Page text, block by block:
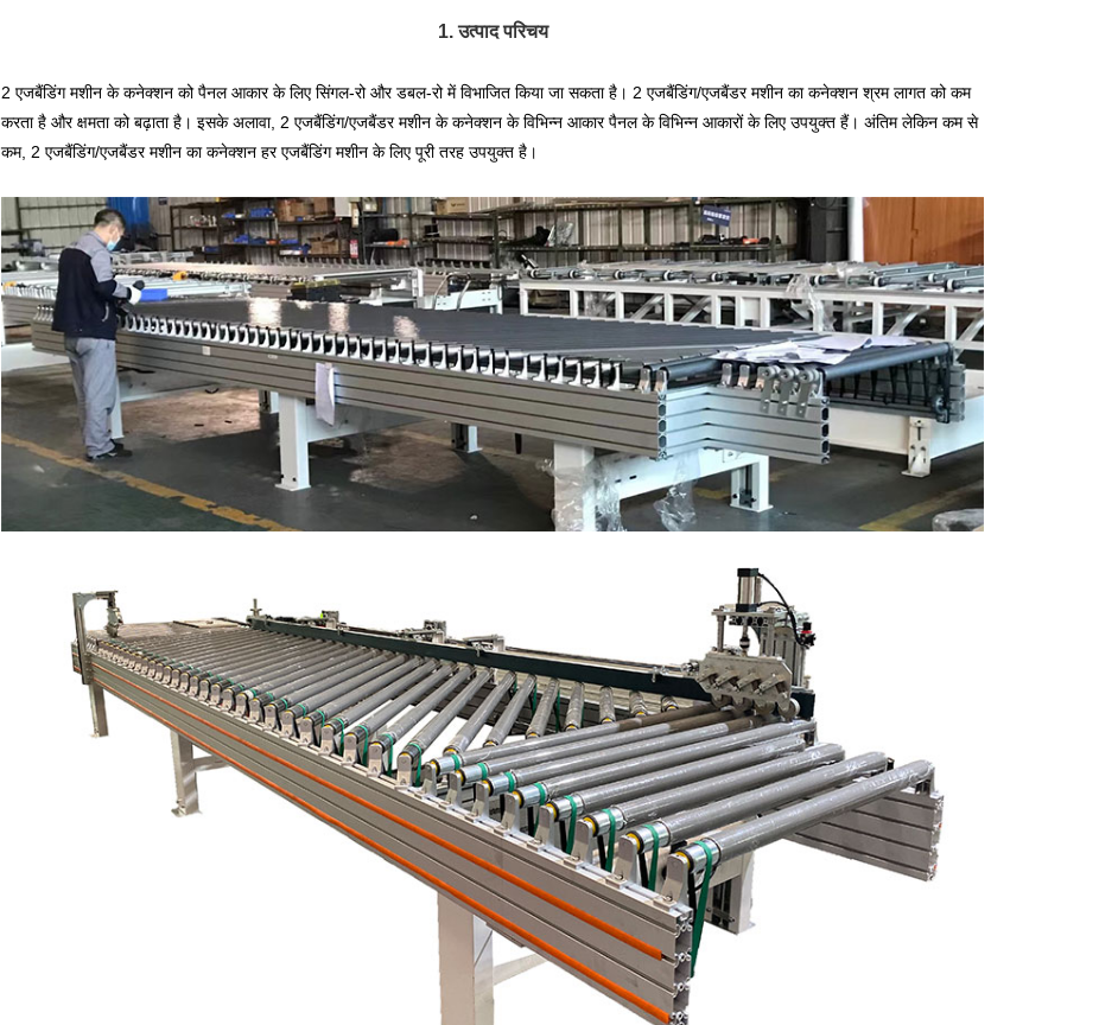
1. उत्पाद परिचय
2 एजबैंडिंग मशीन के कनेक्शन को पैनल आकार के लिए सिंगल-रो और डबल-रो में विभाजित किया जा सकता है। 2 एजबैंडिंग/एजबैंडर मशीन का कनेक्शन श्रम लागत को कम
करता है और क्षमता को बढ़ाता है। इसके अलावा, 2 एजबैंडिंग/एजबैंडर मशीन के कनेक्शन के विभिन्न आकार पैनल के विभिन्न आकारों के लिए उपयुक्त हैं। अंतिम लेकिन कम से
कम, 2 एजबैंडिंग/एजबैंडर मशीन का कनेक्शन हर एजबैंडिंग मशीन के लिए पूरी तरह उपयुक्त है।